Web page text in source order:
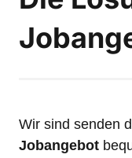
Wir sind senden
Jobangebot